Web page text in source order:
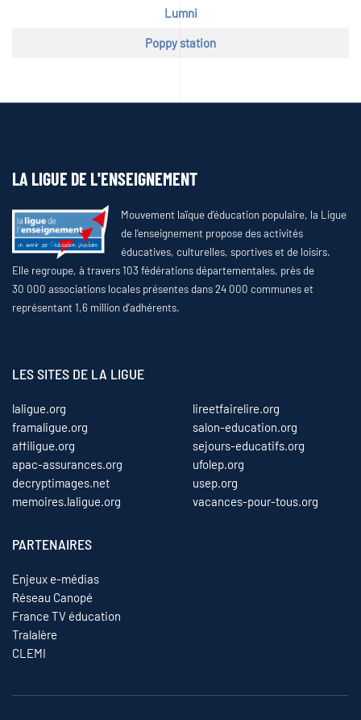
Lumni
Poppy station
LA LIGUE DE L'ENSEIGNEMENT
Mouvement laïque d’éducation populaire, la Ligue
de l’enseignement propose des activités
éducatives, culturelles, sportives et de loisirs.
Elle regroupe, à travers 103 fédérations départementales, près de
30 000 associations locales présentes dans 24 000 communes et
représentant 1,6 million d’adhérents.
LES SITES DE LA LIGUE
laligue.org
framaligue.org
affiligue.org
apac-assurances.org
decryptimages.net
memoires.laligue.org
lireetfairelire.org
salon-education.org
sejours-educatifs.org
ufolep.org
usep.org
vacances-pour-tous.org
PARTENAIRES
Enjeux e-médias
Réseau Canopé
France TV éducation
Tralalère
CLEMI